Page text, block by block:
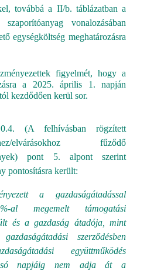
továbbá a II/b. táblázatban a
vonalozásában
egységköltség meghatározásra
figyelmét, hogy a
a 2025. április 1. napján
kezdődően kerül sor.
(A felhívásban rögzített
elvárásokhoz fűződő
pont 5. alpont szerint
pontosításra került:
a gazdaságátadással
al megemelt támogatási
és a gazdaság átadója, mint
szerződésben
együttműködés
napjáig nem adja át a